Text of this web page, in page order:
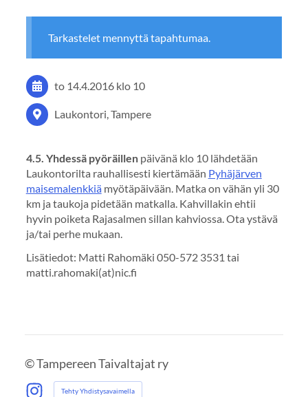
Tarkastelet mennyttä tapahtumaa.
to 14.4.2016 klo 10
Laukontori, Tampere
4.5. Yhdessä pyöräillenpäivänä klo 10 lähdetään
Laukontorilta rauhallisesti kiertämään Pyhäjärven
maisemalenkkiämyötäpäivään. Matka on vähän yli 30
km ja taukoja pidetään matkalla. Kahvillakin ehtii
hyvin poiketa Rajasalmen sillan kahviossa. Ota ystävä
ja/tai perhe mukaan.
Lisätiedot: Matti Rahomäki 050-572 3531 tai
matti.rahomaki(at)nic.fi
©Tampereen Taivaltajat ry
Tehty Yhdistysavaimella